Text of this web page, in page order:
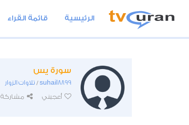
الرئيسية قائمة القراء
سورة يس
suhail8899
/ تلاوات الزوار
أعجبني
مشاركة